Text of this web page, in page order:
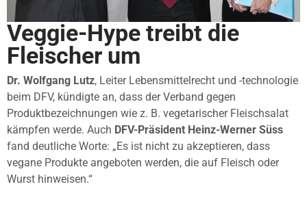
Veggie-Hype treibt die
Fleischer um
Dr. Wolfgang Lutz, Leiter Lebensmittelrecht und -technologie
beim DFV, kündigte an, dass der Verband gegen
Produktbezeichnungen wie z. B. vegetarischer Fleischsalat
kämpfen werde. Auch DFV-Präsident Heinz-Werner Süss
fand deutliche Worte: „Es ist nicht zu akzeptieren, dass
vegane Produkte angeboten werden, die auf Fleisch oder
Wurst hinweisen.“